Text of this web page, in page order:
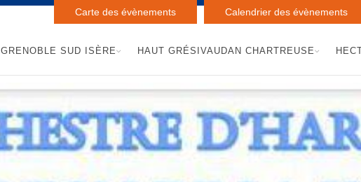
Carte des évènements Calendrier des évènements
GRENOBLE SUD ISÈRE HAUT GRÉSIVAUDAN CHARTREUSE